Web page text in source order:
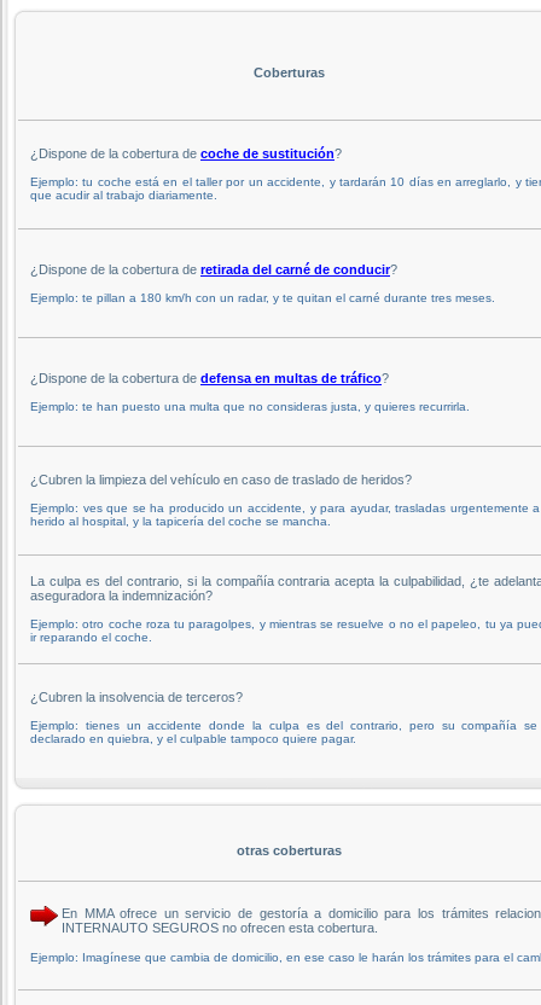
Coberturas
¿Dispone de la cobertura de coche de sustitución?
Ejemplo: tu coche está en el taller por un accidente, y tardarán 10 días en arreglarlo, y
que acudir al trabajo diariamente.
¿Dispone de la cobertura de retirada del carné de conducir?
Ejemplo: te pillan a 180 km/h con un radar, y te quitan el carné durante tres meses.
¿Dispone de la cobertura de defensa en multas de tráfico?
Ejemplo: te han puesto una multa que no consideras justa, y quieres recurrirla.
¿Cubren la limpieza del vehículo en caso de traslado de heridos?
Ejemplo: ves que se ha producido un accidente, y para ayudar, trasladas urgentemente
herido al hospital, y la tapicería del coche se mancha.
La culpa es del contrario, si la compañía contraria acepta la culpabilidad, ¿te
aseguradora la indemnización?
Ejemplo: otro coche roza tu paragolpes, y mientras se resuelve o no el papeleo, tu ya
ir reparando el coche.
¿Cubren la insolvencia de terceros?
Ejemplo: tienes un accidente donde la culpa es del contrario, pero su compañía
declarado en quiebra, y el culpable tampoco quiere pagar.
otras coberturas
En MMA ofrece un servicio de gestoría a domicilio para los trámites
INTERNAUTO SEGUROS no ofrecen esta cobertura.
Ejemplo: Imagínese que cambia de domicilio, en ese caso le harán los trámites para el